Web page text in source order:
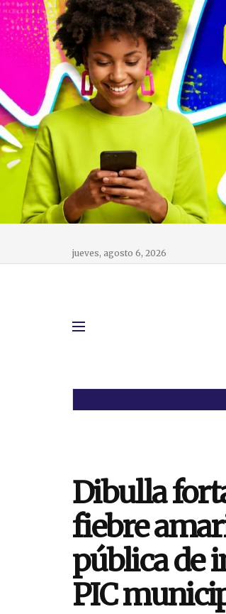
jueves, agosto 6, 2026
Dibulla
fiebre
pública de
PIC